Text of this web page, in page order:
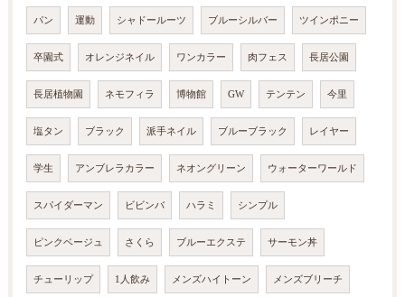
パン 運動 シャドールーツ ブルーシルバー ツインポニー
卒園式 オレンジネイル ワンカラー 肉フェス 長居公園
長居植物園 ネモフィラ 博物館 GW テンテン 今里
塩タン ブラック 派手ネイル ブルーブラック レイヤー
学生 アンブレラカラー ネオングリーン ウォーターワールド
スパイダーマン ビビンバ ハラミ シンプル
ピンクベージュ さくら ブルーエクステ サーモン丼
チューリップ 1人飲み メンズハイトーン メンズブリーチ